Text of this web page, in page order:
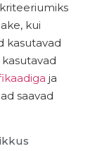
kui
kasutavad
ja
saavad